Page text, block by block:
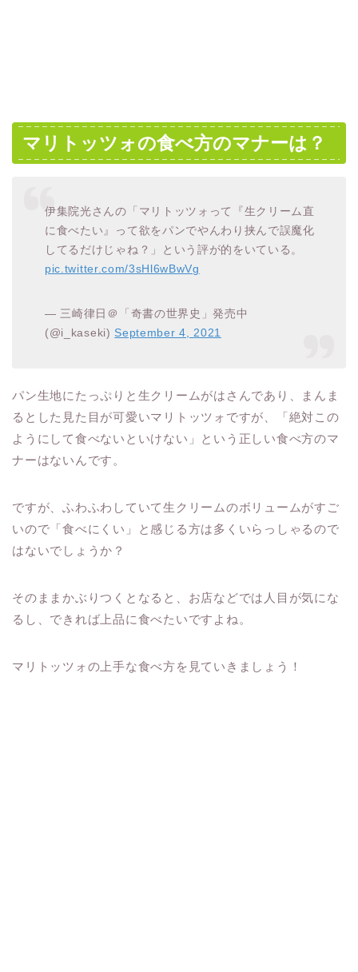
マリトッツォの食べ方のマナーは？
伊集院光さんの「マリトッツォって『生クリーム直
に食べたい』って欲をパンでやんわり挟んで誤魔化
してるだけじゃね？」という評が的をいている。
pic.twitter.com/3sHl6wBwVg
— 三崎律日＠「奇書の世界史」発売中
(@i_kaseki) September 4, 2021
パン生地にたっぷりと生クリームがはさんであり、まんま
るとした見た目が可愛いマリトッツォですが、「絶対この
ようにして食べないといけない」という正しい食べ方のマ
ナーはないんです。
ですが、ふわふわしていて生クリームのボリュームがすご
いので「食べにくい」と感じる方は多くいらっしゃるので
はないでしょうか？
そのままかぶりつくとなると、お店などでは人目が気にな
るし、できれば上品に食べたいですよね。
マリトッツォの上手な食べ方を見ていきましょう！